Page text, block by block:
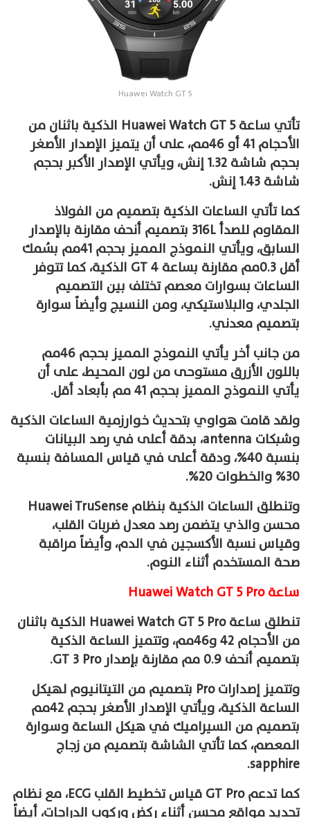
Huawei Watch GT 5
تأتي ساعة Huawei Watch GT 5 الذكية باثنان من
الأحجام 41 أو 46مم، على أن يتميز الإصدار الأصغر
بحجم شاشة 1.32 إنش، ويأتي الإصدار الأكبر بحجم
شاشة 1.43 إنش.
كما تأتي الساعات الذكية بتصميم من الفولاذ
المقاوم للصدأ 316L بتصميم أنحف مقارنة بالإصدار
السابق، ويأتي النموذج المميز بحجم 41مم بسُمك
أقل 0.3مم مقارنة بساعة GT 4 الذكية، كما تتوفر
الساعات بسوارات معصم تختلف بين التصميم
الجلدي، والبلاستيكي، ومن النسيج وأيضاً سوارة
بتصميم معدني.
من جانب أخر يأتي النموذج المميز بحجم 46مم
باللون الأزرق مستوحى من لون المحيط، على أن
يأتي النموذج المميز بحجم 41 مم بأبعاد أقل.
ولقد قامت هواوي بتحديث خوارزمية الساعات الذكية
وشبكات antenna، بدقة أعلى في رصد البيانات
بنسبة 40%، ودقة أعلى في قياس المسافة بنسبة
30% والخطوات 20%.
وتنطلق الساعات الذكية بنظام Huawei TruSense
محسن والذي يتضمن رصد معدل ضربات القلب،
وقياس نسبة الأكسجين في الدم، وأيضاً مراقبة
صحة المستخدم أثناء النوم.
ساعة Huawei Watch GT 5 Pro
تنطلق ساعة Huawei Watch GT 5 Pro الذكية باثنان
من الأحجام 42 و46مم، وتتميز الساعة الذكية
بتصميم أنحف 0.9 مم مقارنة بإصدار GT 3 Pro.
وتتميز إصدارات Pro بتصميم من التيتانيوم لهيكل
الساعة الذكية، ويأتي الإصدار الأصغر بحجم 42مم
بتصميم من السيراميك في هيكل الساعة وسوارة
المعصم، كما تأتي الشاشة بتصميم من زجاج
sapphire.
كما تدعم GT Pro قياس تخطيط القلب ECG، مع نظام
تحديد مواقع محسن أثناء ركض وركوب الدراجات، أيضاً